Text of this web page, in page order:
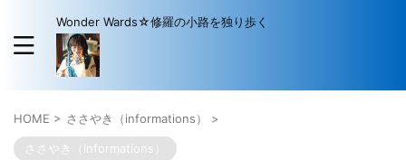
Wonder Wards☆修羅の小路を独り歩く
HOME > ささやき（informations） >
ささやき（informations）